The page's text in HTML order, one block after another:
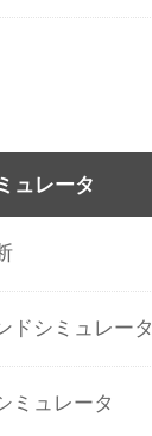
ュレータ
ドシミュレータ
ミュレータ